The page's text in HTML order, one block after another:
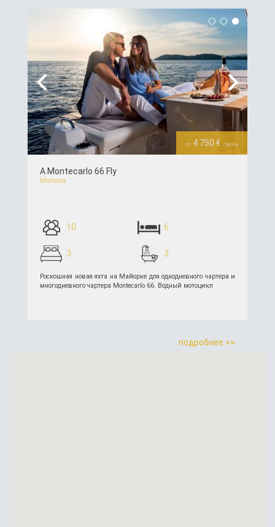
Previous Next
от 4 750 € /день
A Montecarlo 66 Fly
Mallorca
10 6
3 3
Роскошная новая яхта на Майорке для однодневного чартера и
многодневного чартера Montecarlo 66. Водный мотоцикл
подробнее >>